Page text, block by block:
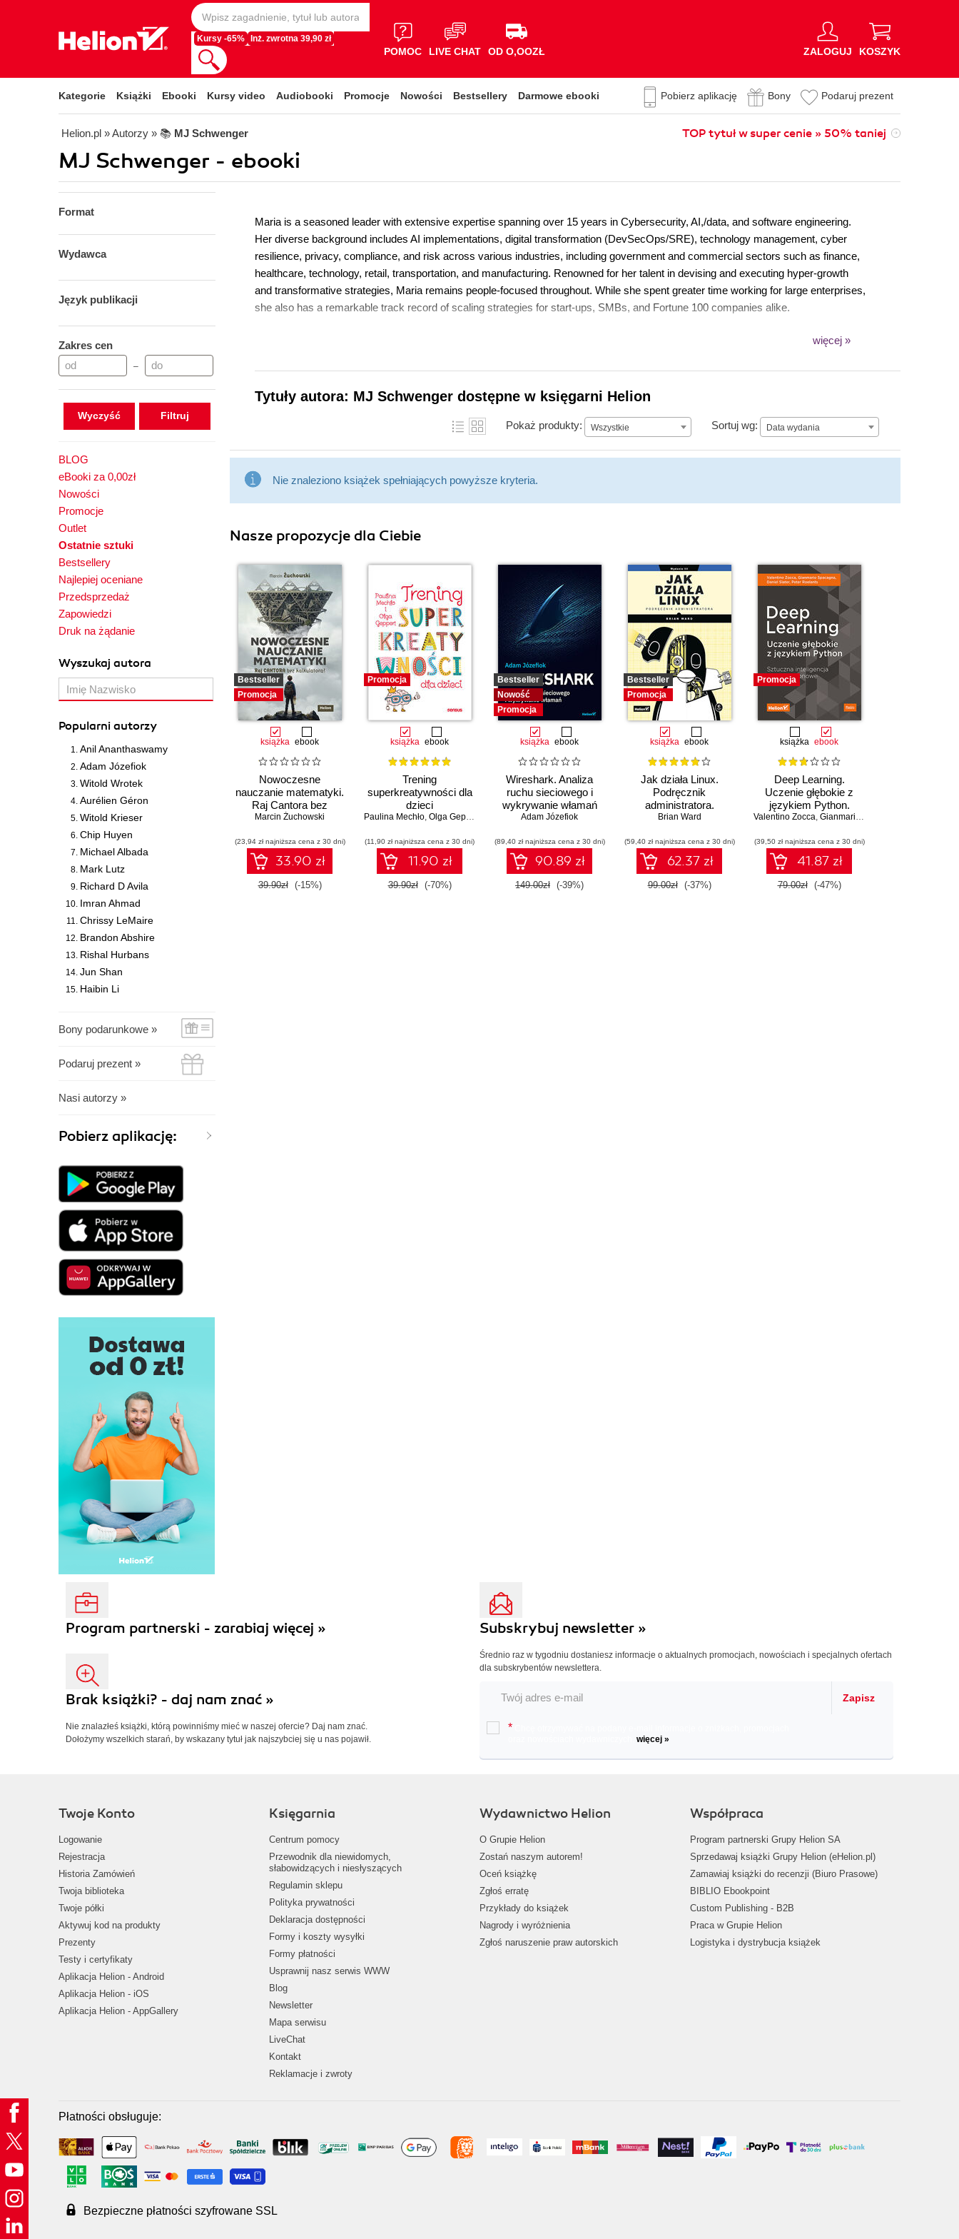
Kursy -65% Inż. zwrotna 39,90 zł
POMOC LIVE CHAT OD O,OOZŁ ZALOGUJ KOSZYK
Kategorie Książki Ebooki Kursy video Audiobooki Promocje Nowości Bestsellery Darmowe ebooki Pobierz aplikację Bony Podaruj prezent
Helion.pl » Autorzy » 📚 MJ Schwenger TOP tytuł w super cenie » 50% taniej
MJ Schwenger - ebooki
Format
Wydawca
Język publikacji
Zakres cen
–
Wyczyść
BLOG
eBooki za 0,00zł
Nowości
Promocje
Outlet
Ostatnie sztuki
Bestsellery
Najlepiej oceniane
Przedsprzedaż
Zapowiedzi
Druk na żądanie
Wyszukaj autora
Popularni autorzy
Anil Ananthaswamy
Adam Józefiok
Witold Wrotek
Aurélien Géron
Witold Krieser
Chip Huyen
Michael Albada
Mark Lutz
Richard D Avila
Imran Ahmad
Chrissy LeMaire
Brandon Abshire
Rishal Hurbans
Jun Shan
Haibin Li
Bony podarunkowe »
Podaruj prezent »
Nasi autorzy »
Pobierz aplikację:
Maria is a seasoned leader with extensive expertise spanning over 15 years in Cybersecurity, AI,/data, and software engineering.
Her diverse background includes AI implementations, digital transformation (DevSecOps/SRE), technology management, cyber
resilience, privacy, compliance, and risk across various industries, including government and commercial sectors such as finance,
healthcare, technology, retail, transportation, and manufacturing. Renowned for her talent in devising and executing hyper-growth
and transformative strategies, Maria remains people-focused throughout. While she spent greater time working for large enterprises,
she also has a remarkable track record of scaling strategies for start-ups, SMBs, and Fortune 100 companies alike.
więcej »
Tytuły autora: MJ Schwenger dostępne w księgarni Helion
Pokaż produkty: Wszystkie Sortuj wg: Data wydania
Data wydania
Nie znaleziono książek spełniających powyższe kryteria.
Nasze propozycje dla Ciebie
Bestseller
Promocja
książka ebook
Nowoczesne
nauczanie matematyki.
Raj Cantora bez
kalkulatora?
Marcin Żuchowski
(23,94 zł najniższa cena z 30 dni)
33.90 zł
39.90zł (-15%)
Promocja
książka ebook
Trening
superkreatywności dla
dzieci
Paulina Mechło, Olga Geppert
(11,90 zł najniższa cena z 30 dni)
11.90 zł
39.90zł (-70%)
Bestseller
Nowość
Promocja
książka ebook
Wireshark. Analiza
ruchu sieciowego i
wykrywanie włamań
Adam Józefiok
(89,40 zł najniższa cena z 30 dni)
90.89 zł
149.00zł (-39%)
Bestseller
Promocja
książka ebook
Jak działa Linux.
Podręcznik
administratora.
Wydanie III
Brian Ward
(59,40 zł najniższa cena z 30 dni)
62.37 zł
99.00zł (-37%)
Promocja
książka ebook
Deep Learning.
Uczenie głębokie z
językiem Python.
Sztuczna inteligencja i
Valentino Zocca, Gianmario Spacagna
(39,50 zł najniższa cena z 30 dni)
41.87 zł
79.00zł (-47%)
Program partnerski - zarabiaj więcej »
Brak książki? - daj nam znać »
Nie znalazłeś książki, którą powinniśmy mieć w naszej ofercie? Daj nam znać.
Dołożymy wszelkich starań, by wskazany tytuł jak najszybciej się u nas pojawił.
Subskrybuj newsletter »
Średnio raz w tygodniu dostaniesz informacje o aktualnych promocjach, nowościach i specjalnych ofertach
dla subskrybentów newslettera.
Zapisz
*
więcej »
Twoje Konto
Logowanie
Rejestracja
Historia Zamówień
Twoja biblioteka
Twoje półki
Aktywuj kod na produkty
Prezenty
Testy i certyfikaty
Aplikacja Helion - Android
Aplikacja Helion - iOS
Aplikacja Helion - AppGallery
Księgarnia
Centrum pomocy
Przewodnik dla niewidomych,
słabowidzących i niesłyszących
Regulamin sklepu
Polityka prywatności
Deklaracja dostępności
Formy i koszty wysyłki
Formy płatności
Usprawnij nasz serwis WWW
Blog
Newsletter
Mapa serwisu
LiveChat
Kontakt
Reklamacje i zwroty
Wydawnictwo Helion
O Grupie Helion
Zostań naszym autorem!
Oceń książkę
Zgłoś erratę
Przykłady do książek
Nagrody i wyróżnienia
Zgłoś naruszenie praw autorskich
Współpraca
Program partnerski Grupy Helion SA
Sprzedawaj książki Grupy Helion (eHelion.pl)
Zamawiaj książki do recenzji (Biuro Prasowe)
BIBLIO Ebookpoint
Custom Publishing - B2B
Praca w Grupie Helion
Logistyka i dystrybucja książek
Płatności obsługuje:
Bezpieczne płatności szyfrowane SSL